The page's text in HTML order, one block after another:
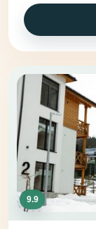
9.9